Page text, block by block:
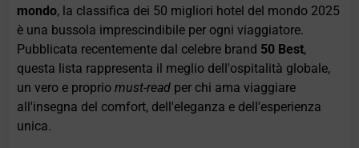
mondo, la classifica dei 50 migliori hotel del mondo 2025
è una bussola imprescindibile per ogni viaggiatore.
Pubblicata recentemente dal celebre brand 50 Best,
questa lista rappresenta il meglio dell'ospitalità globale,
un vero e propriomust-read per chi ama viaggiare
all'insegna del comfort, dell'eleganza e dell'esperienza
unica.